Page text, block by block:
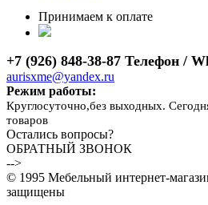
Принимаем к оплате
+7 (926) 848-38-87 Телефон /
aurisxme@yandex.ru
Режим работы:
Круглосуточно,без выходных.
товаров
Остались вопросы?
ОБРАТНЫЙ ЗВОНОК
-->
© 1995 Мебельный интернет-
защищены